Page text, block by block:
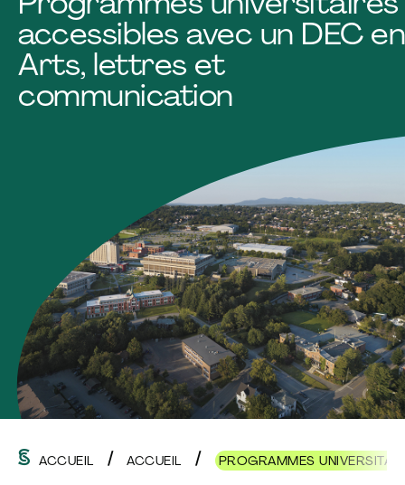
accessibles avec un DEC en
Arts, lettres et
communication
ACCUEIL ACCUEIL PROGRAMMES